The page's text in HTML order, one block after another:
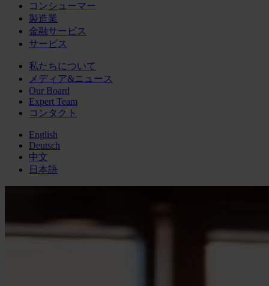
コンシューマー
製造業
金融サービス
サービス
私たちについて
メディア&ニュース
Our Board
Expert Team
コンタクト
English
Deutsch
中文
日本語